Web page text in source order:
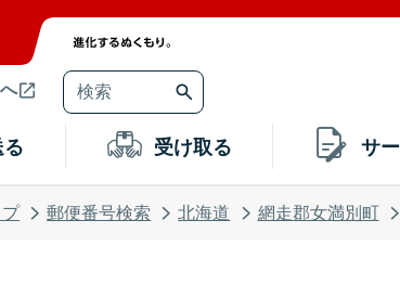
受け取る サ
郵便番号検索 北海道 網走郡女満別町